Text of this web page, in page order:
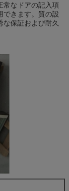
常なドアの記入項
できます。質の設
保証および耐久